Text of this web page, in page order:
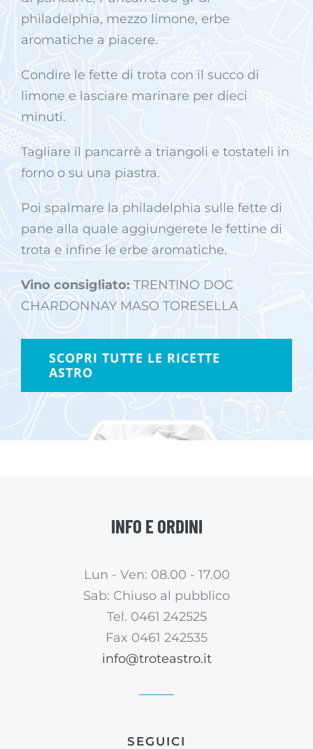
philadelphia, mezzo limone, erbe
aromatiche a piacere.
Condire le fette di trota con il succo di
limone e lasciare marinare per dieci
minuti.
Tagliare il pancarrè a triangoli e tostateli in
forno o su una piastra.
Poi spalmare la philadelphia sulle fette di
pane alla quale aggiungerete le fettine di
trota e infine le erbe aromatiche.
Vino consigliato: TRENTINO DOC
CHARDONNAY MASO TORESELLA
SCOPRI TUTTE LE RICETTE
ASTRO
INFO E ORDINI
Lun - Ven: 08.00 - 17.00
Sab: Chiuso al pubblico
Tel. 0461 242525
Fax 0461 242535
info@troteastro.it
SEGUICI